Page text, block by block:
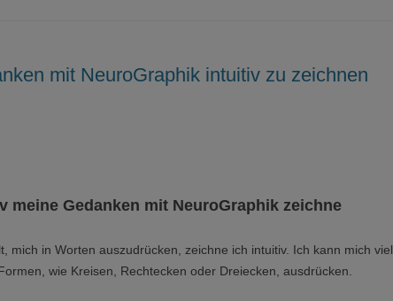
GLAUBENSSÄTZE ÜBER GELD
JAHRESVISION: WAS GEHT 24 –
mit NeuroGraphik intuitiv zu zeichnen
meine Gedanken mit NeuroGraphik zeichne
mich in Worten auszudrücken, zeichne ich intuitiv. Ich kann mich viel
wie Kreisen, Rechtecken oder Dreiecken, ausdrücken.